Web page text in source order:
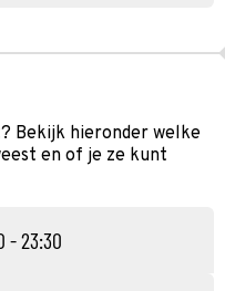
Bekijk hieronder welke
en of je ze kunt
- 23:30